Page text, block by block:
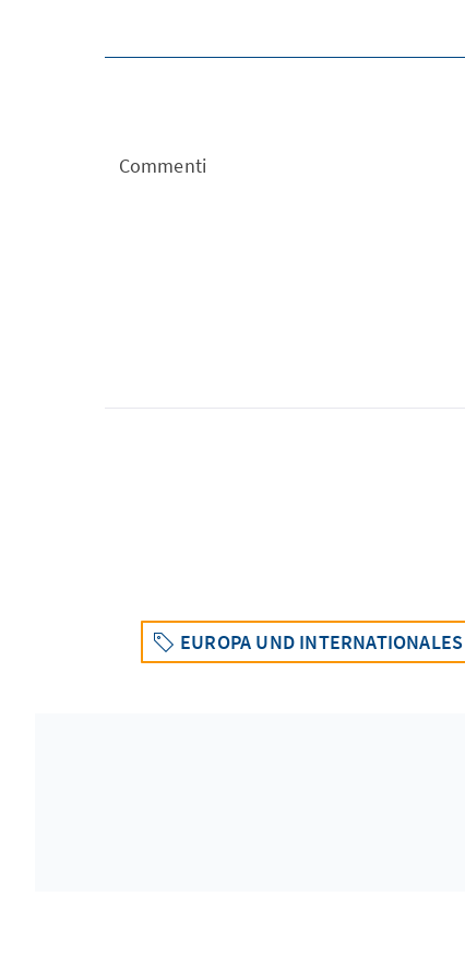
Commenti
EUROPA UND INTERNATIONALES